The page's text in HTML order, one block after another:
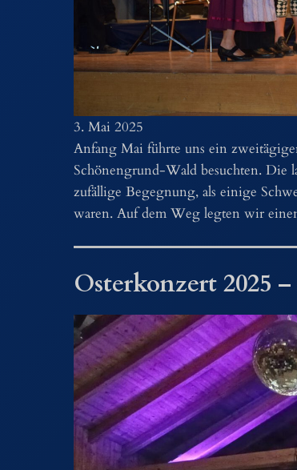
3. Mai 2025
Anfang Mai führte uns ein
Schönengrund-Wald besuchten. Die
zufällige Begegnung, als einige
waren. Auf dem Weg legten wir
Osterkonzert 2025